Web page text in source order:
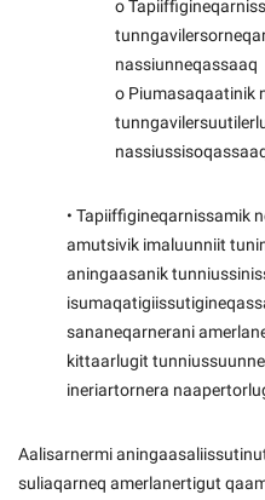
o
nassiunneqassaaq
o Piumasaqaatinik
• Tapiiffigineqarnissamik
amutsivik imaluunniit
aningaasanik
sananeqarnerani
kittaarlugit
ineriartornera
Aalisarnermi
suliaqarneq amerlanertigut